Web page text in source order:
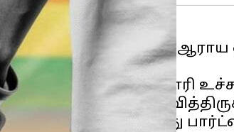
கவலைகள்" குறித்து ஆராய
அங்கீகாரம் வழங்க கோரி
அரசு இதை
பாலிசியில் தனது